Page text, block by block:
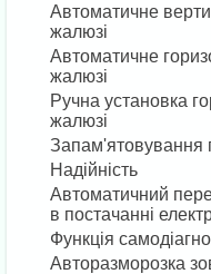
Автоматичне
жалюзі
Автоматичне
жалюзі
Ручна установка
жалюзі
Запам'ятовування
Надійність
Автоматичний
в постачанні
Функція
Авторазморозка